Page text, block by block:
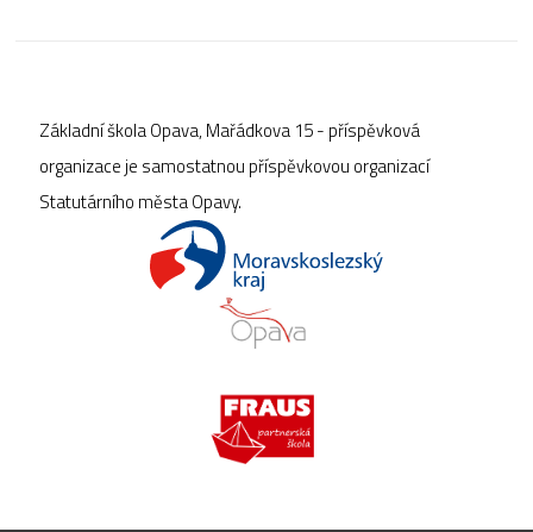
Základní škola Opava, Mařádkova 15 - příspěvková
organizace je samostatnou příspěvkovou organizací
Statutárního města Opavy.